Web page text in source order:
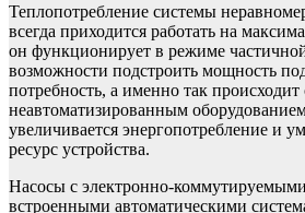
Теплопотребление системы
всегда приходится работать на
он функционирует в режиме
возможности подстроить мощность
потребность, а именно так происходит
неавтоматизированным
увеличивается энергопотребление и
ресурс устройства.
Насосы с электронно-
встроенными автоматическими